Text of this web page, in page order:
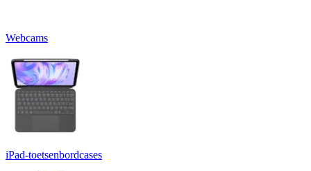
Webcams
iPad-toetsenbordcases